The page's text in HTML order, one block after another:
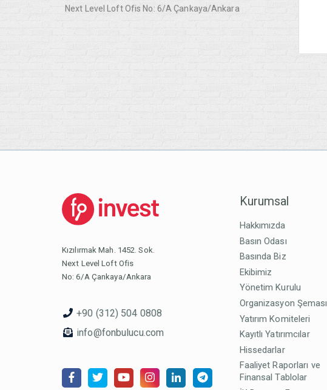
Next Level Loft Ofis No: 6/A Çankaya/Ankara
Kızılırmak Mah. 1452. Sok.
Next Level Loft Ofis
No: 6/A Çankaya/Ankara
+90 (312) 504 0808
info@fonbulucu.com
Kurumsal
Hakkımızda
Basın Odası
Basında Biz
Ekibimiz
Yönetim Kurulu
Organizasyon Şeması
Yatırım Komiteleri
Kayıtlı Yatırımcılar
Hissedarlar
Faaliyet Raporları ve
Finansal Tablolar